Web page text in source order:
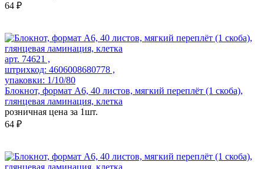
64 ₽
арт. 74621 ,
штрихкод: 4606008680778 ,
упаковки: 1/10/80
Блокнот, формат А6, 40 листов, мягкий переплёт (1 скоба),
глянцевая ламинация, клетка
розничная цена за 1шт.
64 ₽